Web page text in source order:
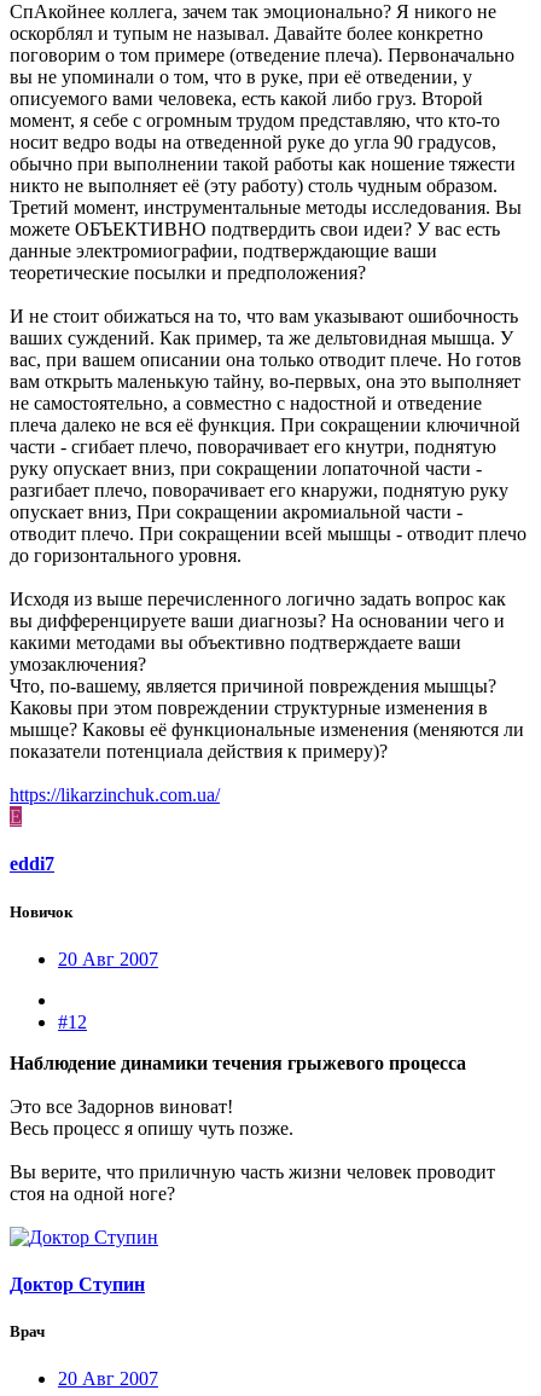
СпАкойнее коллега, зачем так эмоционально? Я никого не
оскорблял и тупым не называл. Давайте более конкретно
поговорим о том примере (отведение плеча). Первоначально
вы не упоминали о том, что в руке, при её отведении, у
описуемого вами человека, есть какой либо груз. Второй
момент, я себе с огромным трудом представляю, что кто-то
носит ведро воды на отведенной руке до угла 90 градусов,
обычно при выполнении такой работы как ношение тяжести
никто не выполняет её (эту работу) столь чудным образом.
Третий момент, инструментальные методы исследования. Вы
можете ОБЪЕКТИВНО подтвердить свои идеи? У вас есть
данные электромиографии, подтверждающие ваши
теоретические посылки и предположения?
И не стоит обижаться на то, что вам указывают ошибочность
ваших суждений. Как пример, та же дельтовидная мышца. У
вас, при вашем описании она только отводит плече. Но готов
вам открыть маленькую тайну, во-первых, она это выполняет
не самостоятельно, а совместно с надостной и отведение
плеча далеко не вся её функция. При сокращении ключичной
части - сгибает плечо, поворачивает его кнутри, поднятую
руку опускает вниз, при сокращении лопаточной части -
разгибает плечо, поворачивает его кнаружи, поднятую руку
опускает вниз, При сокращении акромиальной части -
отводит плечо. При сокращении всей мышцы - отводит плечо
до горизонтального уровня.
Исходя из выше перечисленного логично задать вопрос как
вы дифференцируете ваши диагнозы? На основании чего и
какими методами вы объективно подтверждаете ваши
умозаключения?
Что, по-вашему, является причиной повреждения мышцы?
Каковы при этом повреждении структурные изменения в
мышце? Каковы её функциональные изменения (меняются ли
показатели потенциала действия к примеру)?
https://likarzinchuk.com.ua/
E
eddi7
Новичок
20 Авг 2007
#12
Наблюдение динамики течения грыжевого процесса
Это все Задорнов виноват!
Весь процесс я опишу чуть позже.
Вы верите, что приличную часть жизни человек проводит
стоя на одной ноге?
Доктор Ступин
Врач
20 Авг 2007